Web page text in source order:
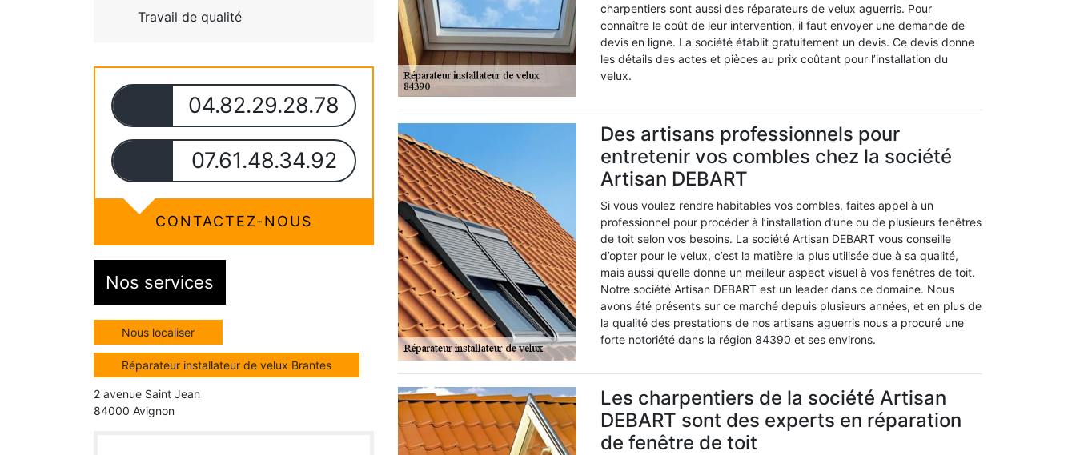
Travail de qualité
04.82.29.28.78
07.61.48.34.92
CONTACTEZ-NOUS
Nos services
Nous localiser
Réparateur installateur de velux Brantes
2 avenue Saint Jean
84000 Avignon
charpentiers sont aussi des réparateurs de velux aguerris. Pour
connaître le coût de leur intervention, il faut envoyer une demande de
devis en ligne. La société établit gratuitement un devis. Ce devis donne
les détails des actes et pièces au prix coûtant pour l’installation du
velux.
Des artisans professionnels pour
entretenir vos combles chez la société
Artisan DEBART
Si vous voulez rendre habitables vos combles, faites appel à un
professionnel pour procéder à l’installation d’une ou de plusieurs fenêtres
de toit selon vos besoins. La société Artisan DEBART vous conseille
d’opter pour le velux, c’est la matière la plus utilisée due à sa qualité,
mais aussi qu’elle donne un meilleur aspect visuel à vos fenêtres de toit.
Notre société Artisan DEBART est un leader dans ce domaine. Nous
avons été présents sur ce marché depuis plusieurs années, et en plus de
la qualité des prestations de nos artisans aguerris nous a procuré une
forte notoriété dans la région 84390 et ses environs.
Les charpentiers de la société Artisan
DEBART sont des experts en réparation
de fenêtre de toit